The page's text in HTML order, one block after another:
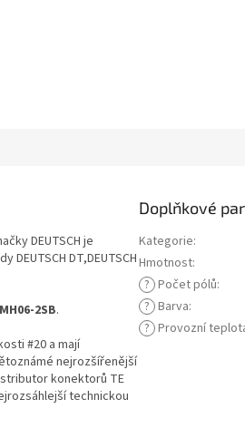
DEUTSCH je
DT,DEUTSCH
2SB.
#20 a mají
nejrozšířenější
konektorů TE
technickou
Doplňkové
Kategorie:
Hmotnost:
? Počet pólů:
? Barva:
? Provozní